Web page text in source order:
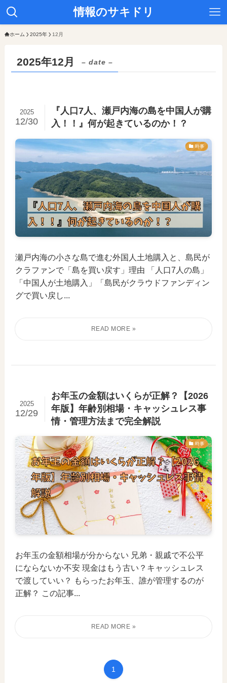
情報のサキドリ
ホーム 2025年 12月
2025年12月 – date –
『人口7人、瀬戸内海の島を中国人が購
入！！』何が起きているのか！？
2025
12/30
時事
瀬戸内海の小さな島で進む外国人土地購入と、島民が
クラファンで「島を買い戻す」理由 「人口7人の島」
「中国人が土地購入」「島民がクラウドファンディン
グで買い戻し...
お年玉の金額はいくらが正解？【2026
年版】年齢別相場・キャッシュレス事
情・管理方法まで完全解説
2025
12/29
時事
お年玉の金額相場が分からない 兄弟・親戚で不公平
にならないか不安 現金はもう古い？キャッシュレス
で渡していい？ もらったお年玉、誰が管理するのが
正解？ この記事...
1